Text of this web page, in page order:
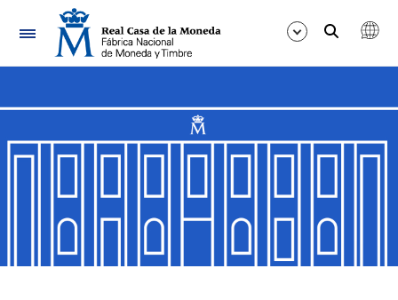
Navigation
Show/Hide
Show/Hide
Show/Hide